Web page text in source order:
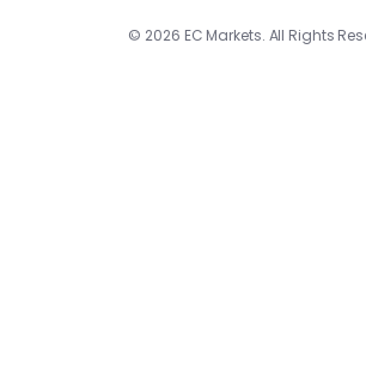
© 2026 EC Markets. All Rights